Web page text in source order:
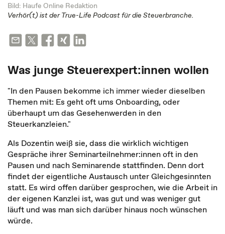
Bild: Haufe Online Redaktion
Verhör(t) ist der True-Life Podcast für die Steuerbranche.
Was junge Steuerexpert:innen wollen
"In den Pausen bekomme ich immer wieder dieselben
Themen mit: Es geht oft ums Onboarding, oder
überhaupt um das Gesehenwerden in den
Steuerkanzleien."
Als Dozentin weiß sie, dass die wirklich wichtigen
Gespräche ihrer Seminarteilnehmer:innen oft in den
Pausen und nach Seminarende stattfinden. Denn dort
findet der eigentliche Austausch unter Gleichgesinnten
statt. Es wird offen darüber gesprochen, wie die Arbeit in
der eigenen Kanzlei ist, was gut und was weniger gut
läuft und was man sich darüber hinaus noch wünschen
würde.